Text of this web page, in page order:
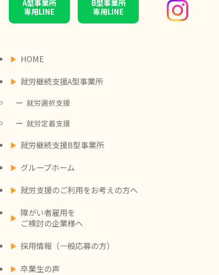
A型事業所
専用LINE
B型事業所
専用LINE
HOME
就労継続支援A型事業所
就労選択支援
就労定着支援
就労継続支援B型事業所
グループホーム
就労支援のご利用をお考えの方へ
障がい者雇用を
ご検討の企業様へ
採用情報（一般応募の方）
卒業生の声